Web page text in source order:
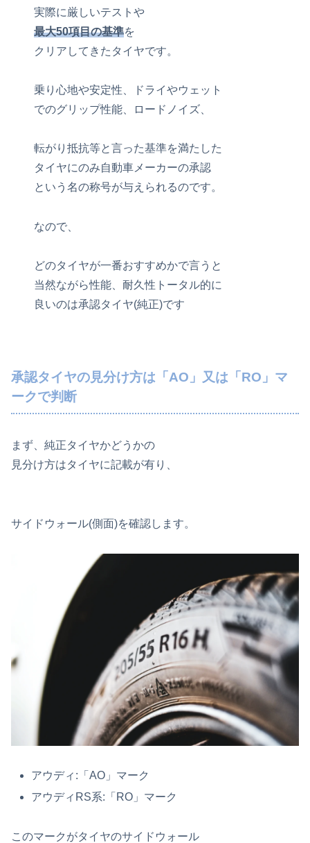
実際に厳しいテストや
最大50項目の基準を
クリアしてきたタイヤです。
乗り心地や安定性、ドライやウェット
でのグリップ性能、ロードノイズ、
転がり抵抗等と言った基準を満たした
タイヤにのみ自動車メーカーの承認
という名の称号が与えられるのです。
なので、
どのタイヤが一番おすすめかで言うと
当然ながら性能、耐久性トータル的に
良いのは承認タイヤ(純正)です
承認タイヤの見分け方は「AO」又は「RO」マ
ークで判断
まず、純正タイヤかどうかの
見分け方はタイヤに記載が有り、
サイドウォール(側面)を確認します。
アウディ:「AO」マーク
アウディRS系:「RO」マーク
このマークがタイヤのサイドウォール